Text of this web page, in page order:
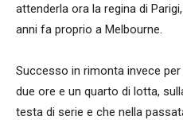
attenderla ora la regina di
anni fa proprio a Melbourne.
Successo in rimonta invece
due ore e un quarto di lotta,
testa di serie e che nella